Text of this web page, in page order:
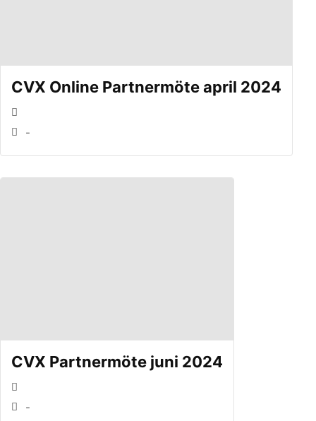
CVX Online Partnermöte april 2024
-
CVX Partnermöte juni 2024
-